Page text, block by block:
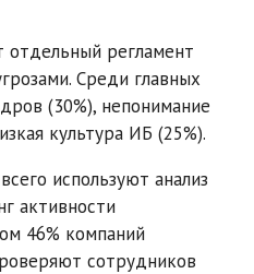
регламент
Среди главных
(30%), непонимание
культура ИБ (25%).
используют анализ
активности
46% компаний
сотрудников